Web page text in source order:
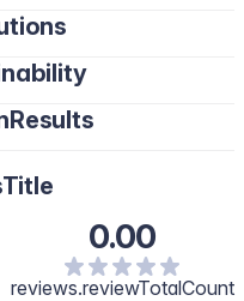
0.00
reviews.reviewTotalCount